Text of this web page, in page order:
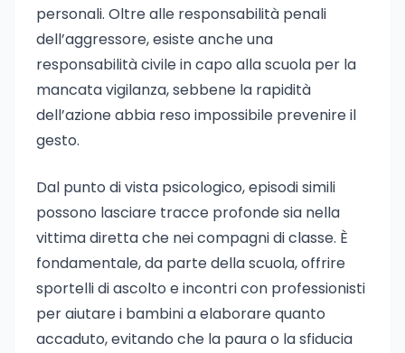
personali. Oltre alle responsabilità penali
dell’aggressore, esiste anche una
responsabilità civile in capo alla scuola per la
mancata vigilanza, sebbene la rapidità
dell’azione abbia reso impossibile prevenire il
gesto.
Dal punto di vista psicologico, episodi simili
possono lasciare tracce profonde sia nella
vittima diretta che nei compagni di classe. È
fondamentale, da parte della scuola, offrire
sportelli di ascolto e incontri con professionisti
per aiutare i bambini a elaborare quanto
accaduto, evitando che la paura o la sfiducia